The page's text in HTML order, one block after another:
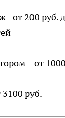
- от 200 руб.
– от
руб.